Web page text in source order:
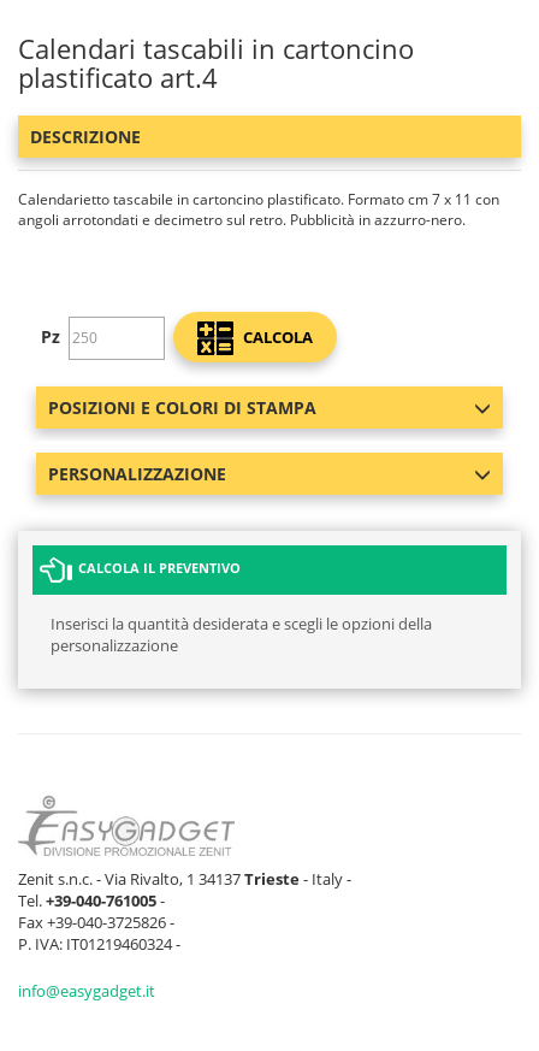
Calendari tascabili in cartoncino
plastificato art.4
DESCRIZIONE
Calendarietto tascabile in cartoncino plastificato. Formato cm 7 x 11 con
angoli arrotondati e decimetro sul retro. Pubblicità in azzurro-nero.
Pz CALCOLA
POSIZIONI E COLORI DI STAMPA
PERSONALIZZAZIONE
CALCOLA IL PREVENTIVO
Inserisci la quantità desiderata e scegli le opzioni della
personalizzazione
Zenit s.n.c. - Via Rivalto, 1 34137Trieste- Italy -
Tel.+39-040-761005-
Fax +39-040-3725826 -
P. IVA: IT01219460324 -
info@easygadget.it